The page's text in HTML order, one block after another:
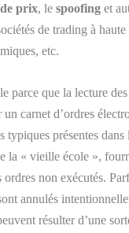
prix, le spoofinget
de trading à haute
etc.
parce que la lecture
un carnet d’ordres
typiques présentes dans
la « vieille école »,
ordres non exécutés.
annulés
résulter d’une